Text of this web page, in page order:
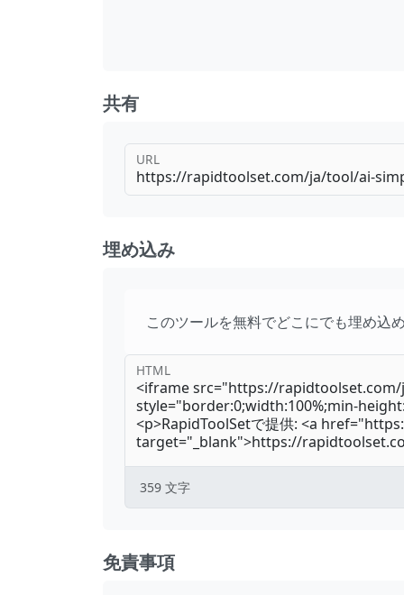
共有
URL
埋め込み
このツールを無料でどこにでも埋め込
HTML
359 文字
免責事項